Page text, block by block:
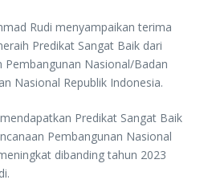
Rudi menyampaikan terima
Predikat Sangat Baik dari
Pembangunan Nasional/Badan
Nasional Republik Indonesia.
Predikat Sangat Baik
Pembangunan Nasional
dibanding tahun 2023